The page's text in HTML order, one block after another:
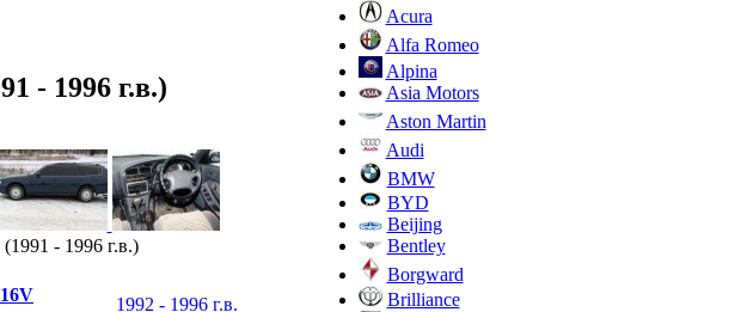
- 1996 г.в.)
- 1996 г.в.)
1992 - 1996 г.в.
Acura
Alfa Romeo
Alpina
Asia Motors
Aston Martin
Audi
BMW
BYD
Beijing
Bentley
Borgward
Brilliance